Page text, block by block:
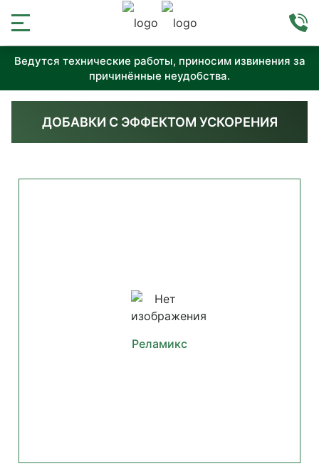
Ведутся технические работы, приносим извинения за
причинённые неудобства.
ДОБАВКИ С ЭФФЕКТОМ УСКОРЕНИЯ
Реламикс